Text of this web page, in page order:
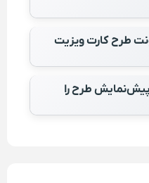
طرح کارت ویزیت
پیش‌نمایش طرح را